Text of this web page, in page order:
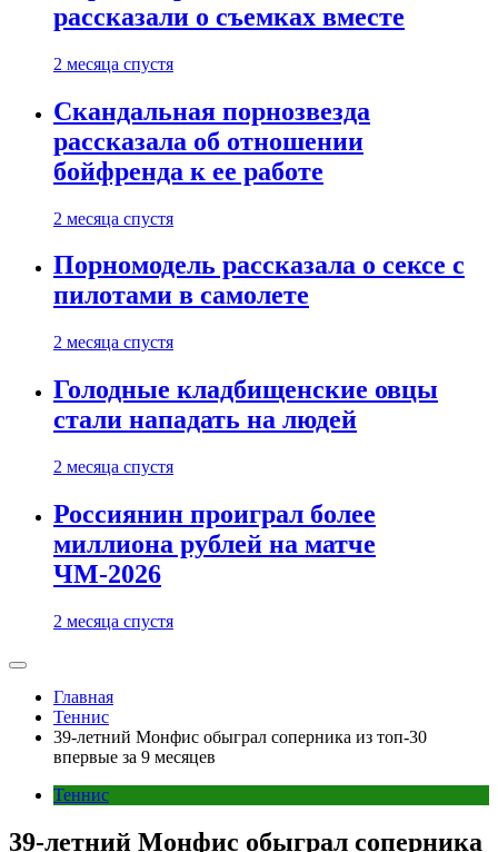
рассказали о съемках вместе
2 месяца спустя
Скандальная порнозвезда
рассказала об отношении
бойфренда к ее работе
2 месяца спустя
Порномодель рассказала о сексе с
пилотами в самолете
2 месяца спустя
Голодные кладбищенские овцы
стали нападать на людей
2 месяца спустя
Россиянин проиграл более
миллиона рублей на матче
ЧМ-2026
2 месяца спустя
Главная
Теннис
39-летний Монфис обыграл соперника из топ-30
впервые за 9 месяцев
Теннис
39-летний Монфис обыграл соперника